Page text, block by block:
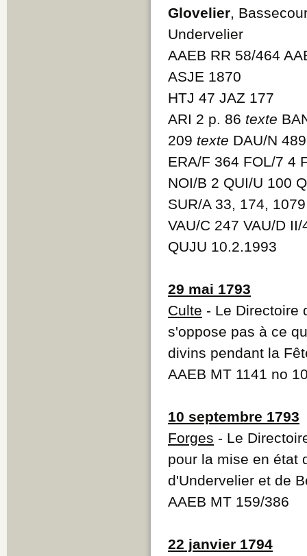
Glovelier ,
Undervelier
AAEB RR 58/464
ASJE 1870
HTJ 47 JAZ 177
ARI 2 p. 86 texte
209 texte DAU/N
ERA/F 364 FOL/7 4
NOI/B 2 QUI/U 100
SUR/A 33, 174,
VAU/C 247 VAU/D
QUJU 10.2.1993
29 mai 1793
Culte - Le Directoire
s'oppose pas à ce
divins pendant la
AAEB MT 1141 no
10 septembre 1793
Forges - Le
pour la mise en état
d'Undervelier et de
AAEB MT 159/386
22 janvier 1794